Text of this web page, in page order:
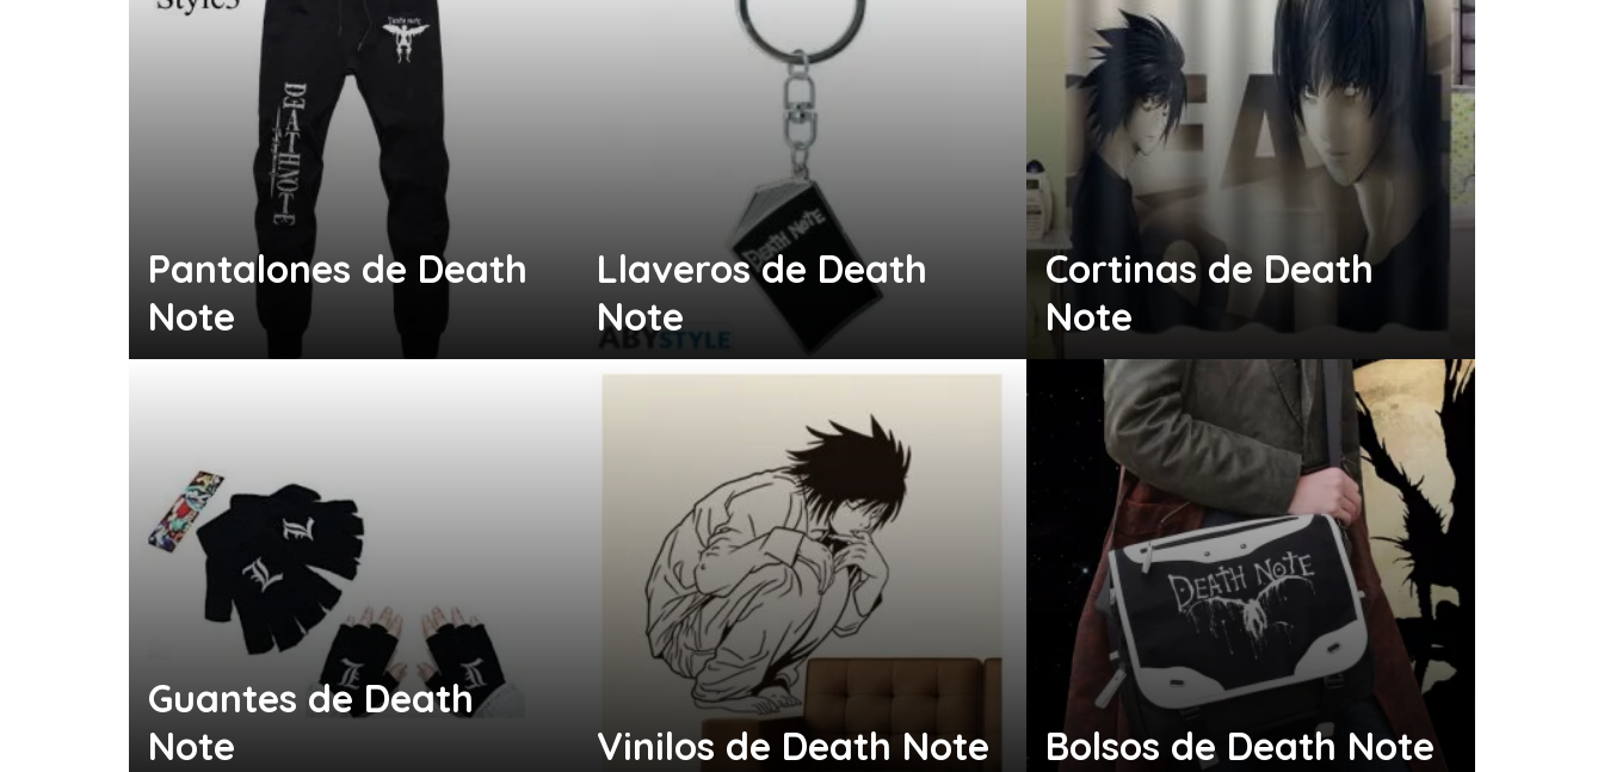
Pantalones de Death
Note
Llaveros de Death
Note
Cortinas de Death
Note
Guantes de Death
Note
Vinilos de Death Note Bolsos de Death Note